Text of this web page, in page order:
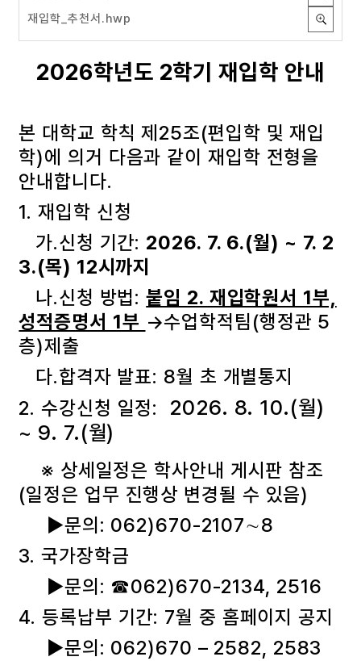
재입학_추천서.hwp
2026학년도 2학기 재입학 안내
본 대학교 학칙 제25조(편입학 및 재입
학)에 의거 다음과 같이 재입학 전형을
안내합니다.
1. 재입학 신청
가.신청 기간: 2026. 7. 6.(월) ~ 7. 2
3.(목) 12시까지
나.신청 방법:붙임 2. 재입학원서 1부,
성적증명서 1부 →수업학적팀(행정관 5
층)제출
다.합격자 발표: 8월 초 개별통지
2. 수강신청 일정:
2026. 8. 10.(월)
~ 9. 7.(월)
※ 상세일정은 학사안내 게시판 참조
(일정은 업무 진행상 변경될 수 있음)
▶문의: 062)670-2107∼8
3. 국가장학금
▶문의: ☎062)670-2134, 2516
4. 등록납부 기간: 7월 중 홈페이지 공지
▶문의: 062)670 – 2582, 2583